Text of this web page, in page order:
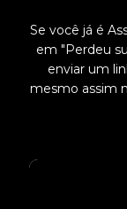
Se você já é
em "Perdeu
enviar um
mesmo assim